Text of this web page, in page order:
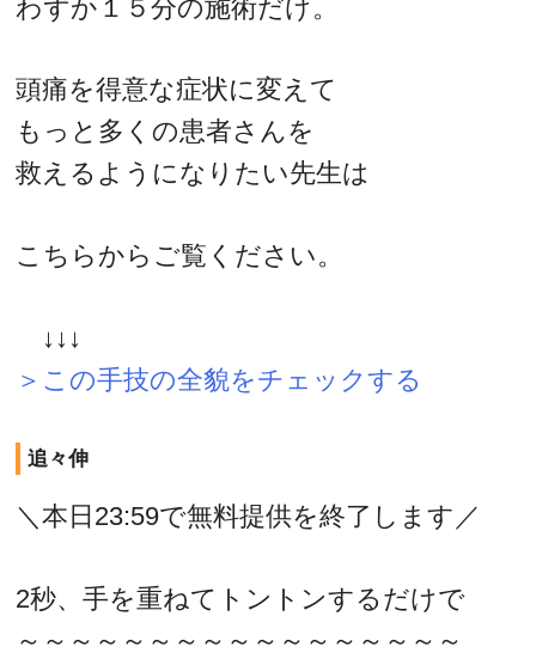
わずか１５分の施術だけ。
頭痛を得意な症状に変えて
もっと多くの患者さんを
救えるようになりたい先生は
こちらからご覧ください。
↓↓↓
＞この手技の全貌をチェックする
追々伸
＼本日23:59で無料提供を終了します／
2秒、手を重ねてトントンするだけで
～～～～～～～～～～～～～～～～～